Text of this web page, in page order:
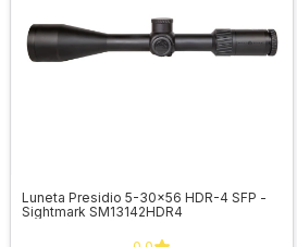
Luneta Presidio 5-30x56 HDR-4 SFP -
Sightmark SM13142HDR4